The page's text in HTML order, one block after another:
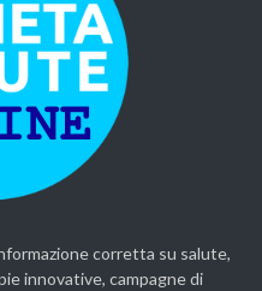
corretta su salute,
innovative, campagne di